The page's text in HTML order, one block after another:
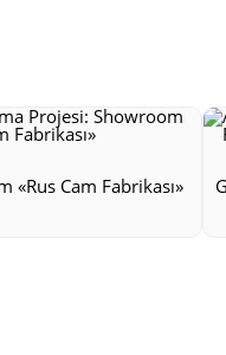
«Rus Cam Fabrikası»